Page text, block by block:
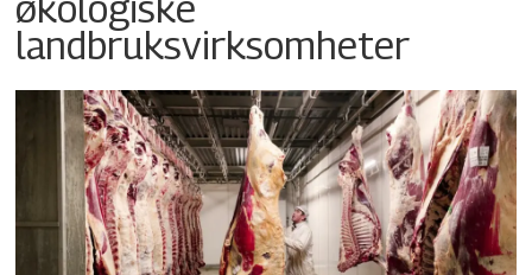
landbruksvirksomheter